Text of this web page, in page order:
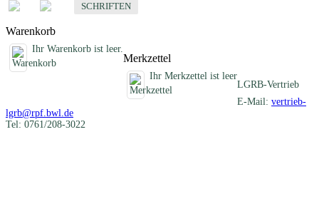
SCHRIFTEN
Warenkorb
Ihr Warenkorb ist leer.
Merkzettel
Ihr Merkzettel ist leer
LGRB-Vertrieb
E-Mail: vertrieb-
lgrb@rpf.bwl.de
Tel: 0761/208-3022